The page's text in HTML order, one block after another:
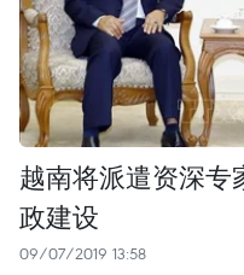
越南将派遣资深专
政建设
09/07/2019 13:58